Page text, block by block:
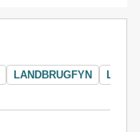
LANDBRUGFYN